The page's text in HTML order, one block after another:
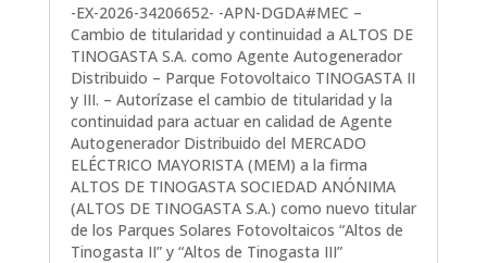
-EX-2026-34206652- -APN-DGDA#MEC –
Cambio de titularidad y continuidad a ALTOS DE
TINOGASTA S.A. como Agente Autogenerador
Distribuido – Parque Fotovoltaico TINOGASTA II
y III. – Autorízase el cambio de titularidad y la
continuidad para actuar en calidad de Agente
Autogenerador Distribuido del MERCADO
ELÉCTRICO MAYORISTA (MEM) a la firma
ALTOS DE TINOGASTA SOCIEDAD ANÓNIMA
(ALTOS DE TINOGASTA S.A.) como nuevo titular
de los Parques Solares Fotovoltaicos “Altos de
Tinogasta II” y “Altos de Tinogasta III”